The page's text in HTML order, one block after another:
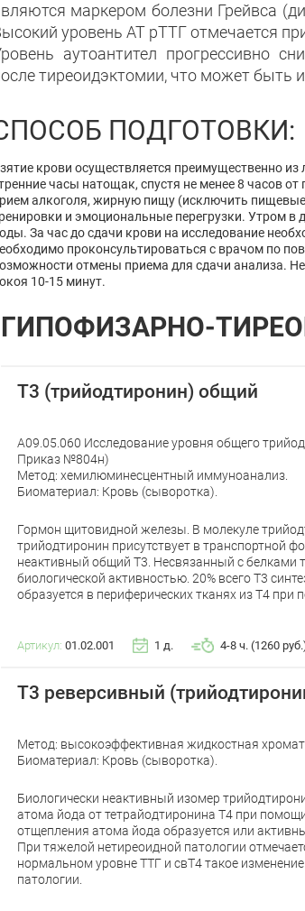
маркером болезни Грейвса
уровень АТ рТТГ отмечается
аутоантител прогрессивно
тиреоидэктомии, что может быть
ПОДГОТОВКИ:
крови осуществляется преимущественно
часы натощак, спустя не менее 8 часов
алкоголя, жирную пищу (исключить пищевые
и эмоциональные перегрузки. Утром в
За час до сдачи крови на исследование
проконсультироваться с врачом по
отмены приема для сдачи анализа.
10-15 минут.
ГИПОФИЗАРНО-
Т3 (трийодтиронин) общий
A09.05.060 Исследование уровня общего
Приказ №804н)
Метод: хемилюминесцентный иммуноанализ.
Биоматериал: Кровь (сыворотка).
Гормон щитовидной железы. В молекуле
трийодтиронин присутствует в транспортной
неактивный общий Т3. Несвязанный с белками
биологической активностью. 20% всего Т3
образуется в периферических тканях из Т4 при
Артикул: 01.02.001 1 д. 4-8 ч. (1260
Т3 реверсивный
Метод: высокоэффективная жидкостная
Биоматериал: Кровь (сыворотка).
Биологически неактивный изомер
атома йода от тетрайодтиронина Т4 при
отщепления атома йода образуется или
При тяжелой нетиреоидной патологии
нормальном уровне ТТГ и свТ4 такое
патологии.